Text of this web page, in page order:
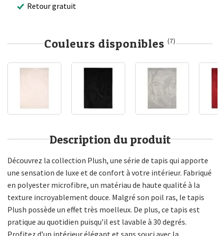
Retour gratuit
Couleurs disponibles (7)
Description du produit
Découvrez la collection Plush, une série de tapis qui apporte
une sensation de luxe et de confort à votre intérieur. Fabriqué
en polyester microfibre, un matériau de haute qualité à la
texture incroyablement douce. Malgré son poil ras, le tapis
Plush possède un effet très moelleux. De plus, ce tapis est
pratique au quotidien puisqu’il est lavable à 30 degrés.
Profitez d’un intérieur élégant et sans souci avec la